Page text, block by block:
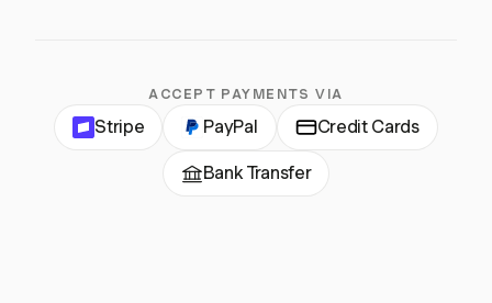
ACCEPT PAYMENTS VIA
Stripe PayPal Credit Cards
Bank Transfer